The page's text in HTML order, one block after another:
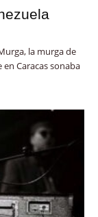
la murga de
Caracas sonaba